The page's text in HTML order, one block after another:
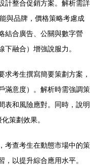
設計整合促銷方案。解析需詳
牌，價格策略考慮成
結合廣告、公關與數字營
合）增強說服力。
考生撰寫簡要策劃方案，
滿意度）。解析時需強調策
表和風險應對。同時，說明
策劃效果。
考查考生在動態市場中的策
，以提升綜合應用水平。